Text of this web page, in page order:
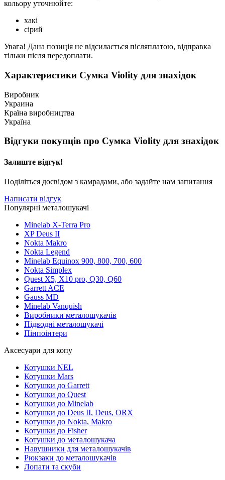
кольору уточнюйте:
хакі
сірий
Увага! Дана позиція не відсилається післяплатою, відправка
тільки після передоплати.
Характеристики Сумка Violity для знахідок
Виробник
Украина
Країна виробництва
Україна
Відгуки покупців про Сумка Violity для знахідок
Залиште відгук!
Поділіться досвідом з камрадами, або задайте нам запитання
Написати відгук
Популярні металошукачі
Minelab X-Terra Pro
XP Deus II
Nokta Makro
Nokta Legend
Minelab Equinox 900, 800, 700, 600
Nokta Simplex
Quest X5, X10 pro, Q30, Q60
Garrett ACE
Gauss MD
Minelab Vanquish
Виробники металошукачів
Підводні металошукачі
Пінпоінтери
Аксесуари для копу
Котушки NEL
Котушки Mars
Котушки до Garrett
Котушки до Quest
Котушки до Minelab
Котушки до Deus II, Deus, ORX
Котушки до Nokta, Makro
Котушки до Fisher
Котушки до металошукача
Навушники для металошукачів
Рюкзаки до металошукачів
Лопати та скуби